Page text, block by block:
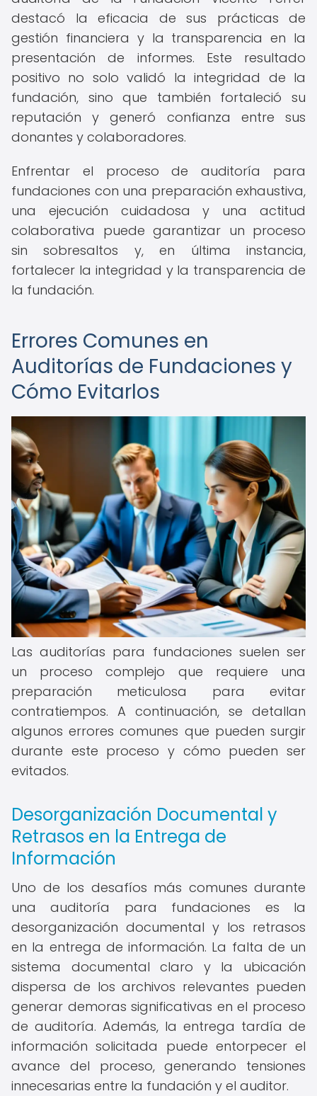
destacó la eficacia de sus prácticas de
gestión financiera y la transparencia en la
presentación de informes. Este resultado
positivo no solo validó la integridad de la
fundación, sino que también fortaleció su
reputación y generó confianza entre sus
donantes y colaboradores.
Enfrentar el proceso de auditoría para
fundaciones con una preparación exhaustiva,
una ejecución cuidadosa y una actitud
colaborativa puede garantizar un proceso
sin sobresaltos y, en última instancia,
fortalecer la integridad y la transparencia de
la fundación.
Errores Comunes en
Auditorías de Fundaciones y
Cómo Evitarlos
Las auditorías para fundaciones suelen ser
un proceso complejo que requiere una
preparación meticulosa para evitar
contratiempos. A continuación, se detallan
algunos errores comunes que pueden surgir
durante este proceso y cómo pueden ser
evitados.
Desorganización Documental y
Retrasos en la Entrega de
Información
Uno de los desafíos más comunes durante
una auditoría para fundaciones es la
desorganización documental y los retrasos
en la entrega de información. La falta de un
sistema documental claro y la ubicación
dispersa de los archivos relevantes pueden
generar demoras significativas en el proceso
de auditoría. Además, la entrega tardía de
información solicitada puede entorpecer el
avance del proceso, generando tensiones
innecesarias entre la fundación y el auditor.